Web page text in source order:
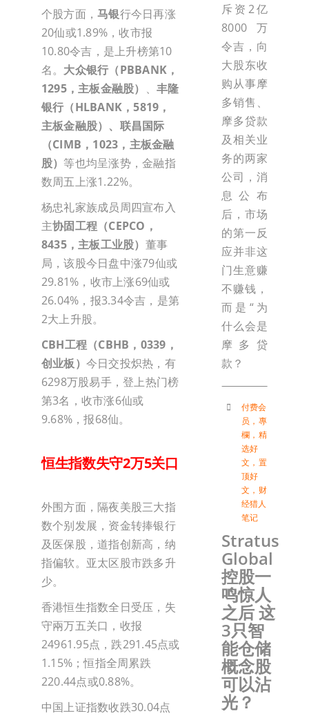
个股方面，马银行今日再涨
20仙或1.89%，收市报
10.80令吉，是上升榜第10
名。 大众银行（PBBANK，
1295，主板金融股） 、 丰隆
银行（HLBANK，5819，
主板金融股）、联昌国际
（CIMB，1023，主板金融
股） 等也均呈涨势，金融指
数周五上涨1.22%。
杨忠礼家族成员周四宣布入
主协固工程（CEPCO，
8435，主板工业股） 董事
局，该股今日盘中涨79仙或
29.81%，收市上涨69仙或
26.04%，报3.34令吉，是第
2大上升股。
CBH工程（CBHB，0339，
创业板） 今日交投炽热，有
6298万股易手，登上热门榜
第3名，收市涨6仙或
9.68%，报68仙。
恒生指数失守2万5关口
外围方面，隔夜美股三大指
数个别发展，资金转捧银行
及医保股，道指创新高，纳
指偏软。亚太区股市跌多升
少。
香港恒生指数全日受压，失
守兩万五关口，收报
24961.95点，跌291.45点或
1.15%；恒指全周累跌
220.44点或0.88%。
中国上证指数收跌30.04点
斥资2亿
8000万
令吉，向
大股东收
购从事摩
多销售、
摩多贷款
及相关业
务的两家
公司，消
息公布
后，市场
的第一反
应并非这
门生意赚
不赚钱，
而是“为
什么会是
摩多贷
款？
付费会
员 ， 專
欄 ， 精
选好
文 ， 置
顶好
文 ， 财
经猎人
笔记
Stratus
Global
控股一
鸣惊人
之后 这
3只智
能仓储
概念股
可以沾
光？